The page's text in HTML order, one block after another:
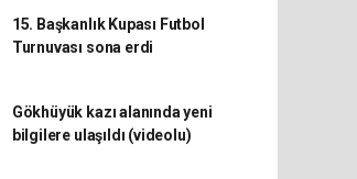
15. Başkanlık Kupası Futbol
Turnuvası sona erdi
Gökhüyük kazı alanında yeni
bilgilere ulaşıldı (videolu)